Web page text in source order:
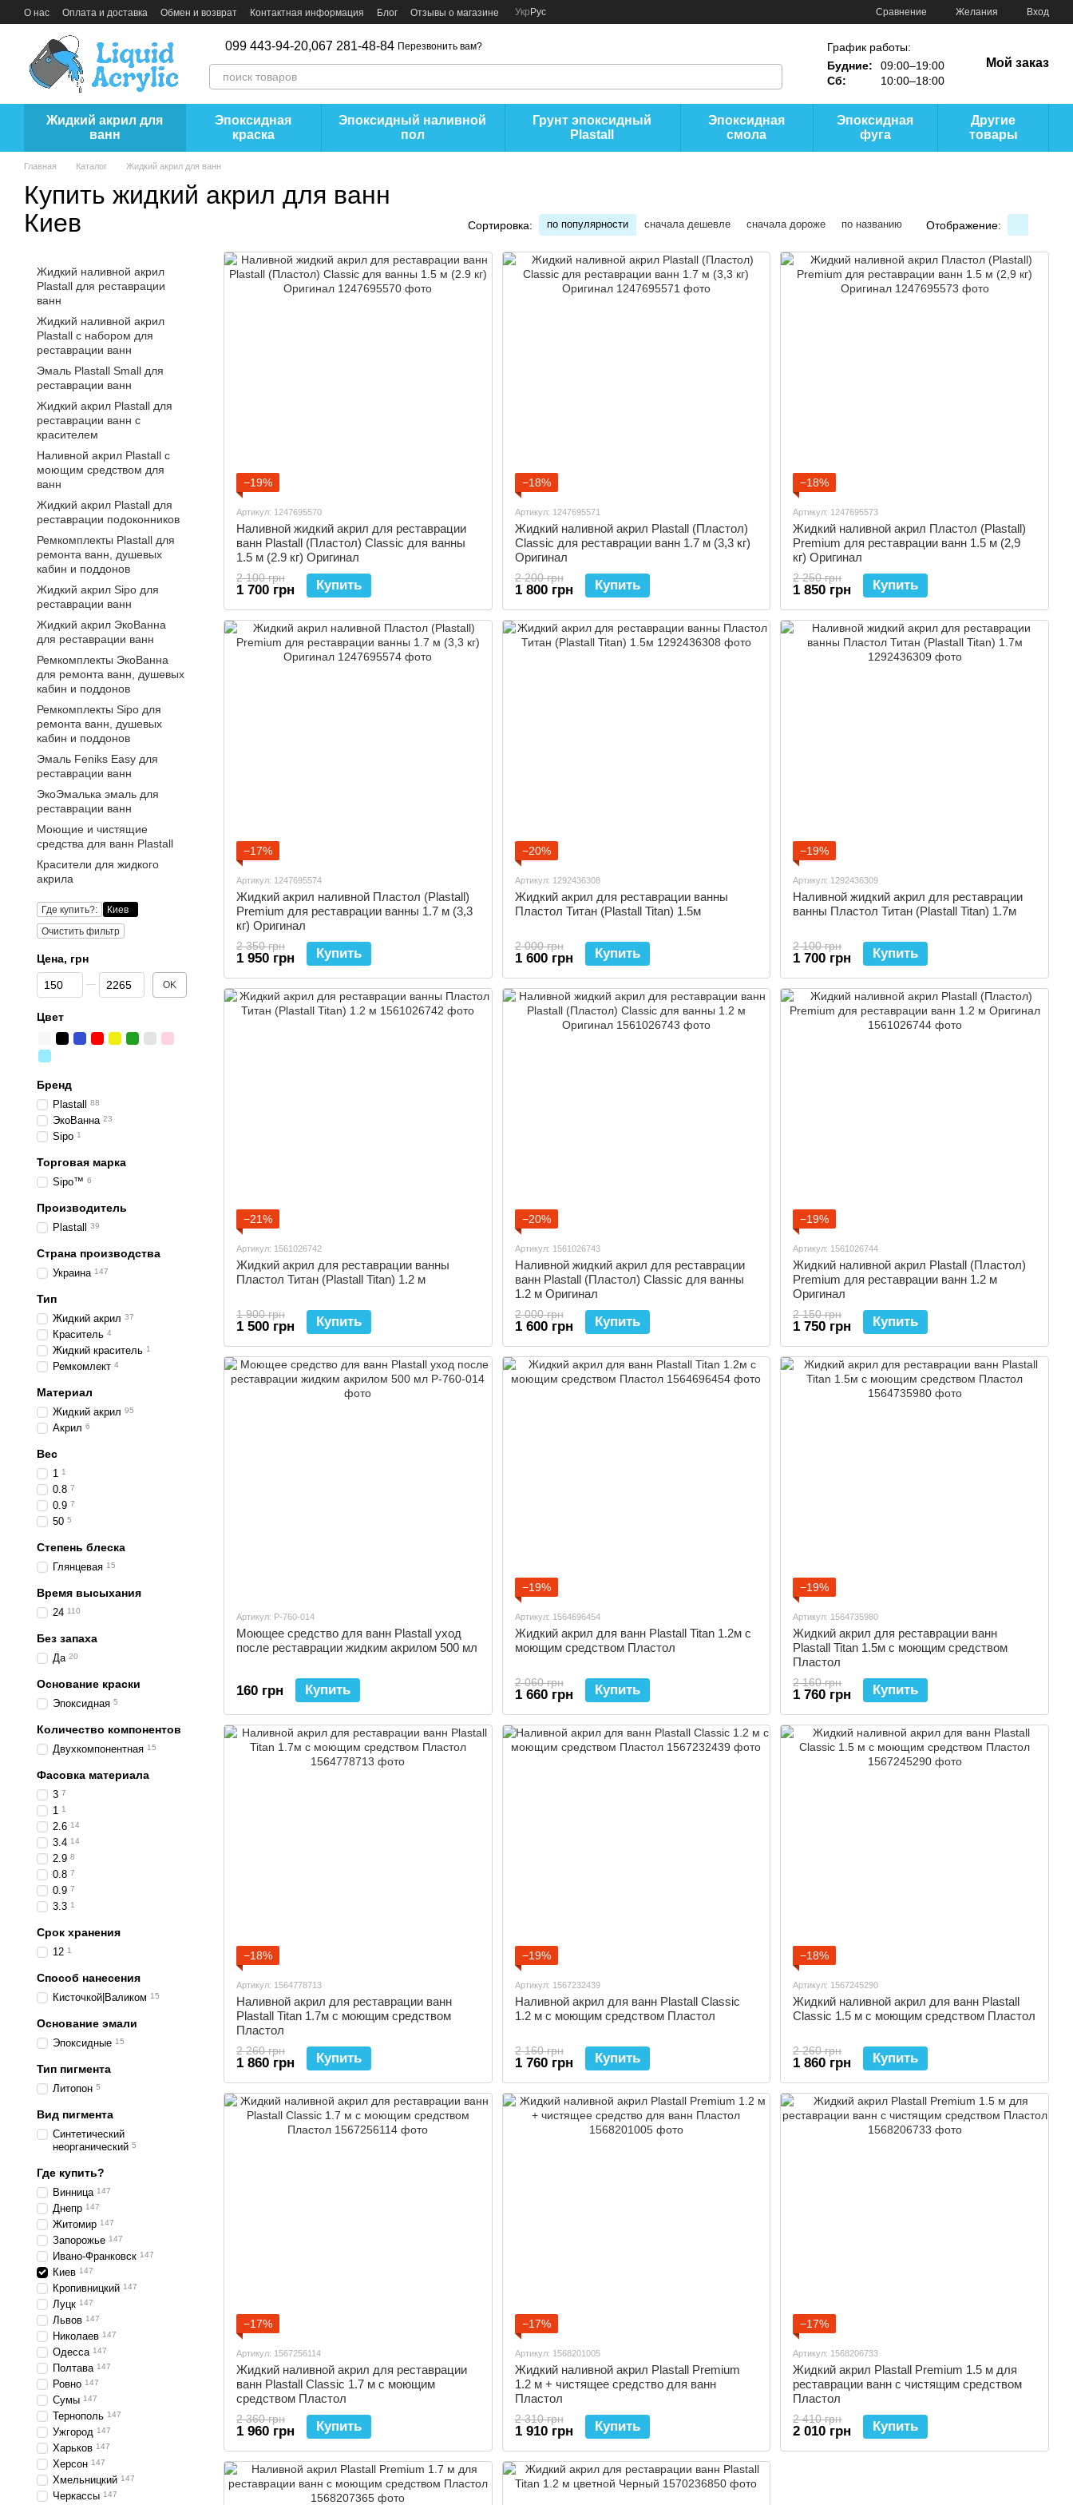
Перейти к основному контенту
О нас Оплата и доставка Обмен и возврат Контактная информация Блог Отзывы о магазине Укр Рус Сравнение Желания Вход
099 443-94-20,067 281-48-84 Перезвонить вам?
График работы:
Будние:
09:00–19:00
Сб:
10:00–18:00
Мой заказ
Жидкий акрил для
ванн
Эпоксидная
краска
Эпоксидный наливной
пол
Грунт эпоксидный
Plastall
Эпоксидная
смола
Эпоксидная
фуга
Другие
товары
Главная Каталог Жидкий акрил для ванн
Купить жидкий акрил для ванн
Киев
Сортировка: по популярности сначала дешевле сначала дороже по названию Отображение:
−19%
Артикул: 1247695570
Наливной жидкий акрил для реставрации
ванн Plastall (Пластол) Classic для ванны
1.5 м (2.9 кг) Оригинал
2 100 грн
1 700 грн Купить
−18%
Артикул: 1247695571
Жидкий наливной акрил Plastall (Пластол)
Classic для реставрации ванн 1.7 м (3,3 кг)
Оригинал
2 200 грн
1 800 грн Купить
−18%
Артикул: 1247695573
Жидкий наливной акрил Пластол (Plastall)
Premium для реставрации ванн 1.5 м (2,9
кг) Оригинал
2 250 грн
1 850 грн Купить
−17%
Артикул: 1247695574
Жидкий акрил наливной Пластол (Plastall)
Premium для реставрации ванны 1.7 м (3,3
кг) Оригинал
2 350 грн
1 950 грн Купить
−20%
Артикул: 1292436308
Жидкий акрил для реставрации ванны
Пластол Титан (Plastall Titan) 1.5м
2 000 грн
1 600 грн Купить
−19%
Артикул: 1292436309
Наливной жидкий акрил для реставрации
ванны Пластол Титан (Plastall Titan) 1.7м
2 100 грн
1 700 грн Купить
−21%
Артикул: 1561026742
Жидкий акрил для реставрации ванны
Пластол Титан (Plastall Titan) 1.2 м
1 900 грн
1 500 грн Купить
−20%
Артикул: 1561026743
Наливной жидкий акрил для реставрации
ванн Plastall (Пластол) Classic для ванны
1.2 м Оригинал
2 000 грн
1 600 грн Купить
−19%
Артикул: 1561026744
Жидкий наливной акрил Plastall (Пластол)
Premium для реставрации ванн 1.2 м
Оригинал
2 150 грн
1 750 грн Купить
Артикул: P-760-014
Моющее средство для ванн Plastall уход
после реставрации жидким акрилом 500 мл
160 грн Купить
−19%
Артикул: 1564696454
Жидкий акрил для ванн Plastall Titan 1.2м с
моющим средством Пластол
2 060 грн
1 660 грн Купить
−19%
Артикул: 1564735980
Жидкий акрил для реставрации ванн
Plastall Titan 1.5м с моющим средством
Пластол
2 160 грн
1 760 грн Купить
−18%
Артикул: 1564778713
Наливной акрил для реставрации ванн
Plastall Titan 1.7м с моющим средством
Пластол
2 260 грн
1 860 грн Купить
−19%
Артикул: 1567232439
Наливной акрил для ванн Plastall Classic
1.2 м с моющим средством Пластол
2 160 грн
1 760 грн Купить
−18%
Артикул: 1567245290
Жидкий наливной акрил для ванн Plastall
Classic 1.5 м с моющим средством Пластол
2 260 грн
1 860 грн Купить
−17%
Артикул: 1567256114
Жидкий наливной акрил для реставрации
ванн Plastall Classic 1.7 м с моющим
средством Пластол
2 360 грн
1 960 грн Купить
−17%
Артикул: 1568201005
Жидкий наливной акрил Plastall Premium
1.2 м + чистящее средство для ванн
Пластол
2 310 грн
1 910 грн Купить
−17%
Артикул: 1568206733
Жидкий акрил Plastall Premium 1.5 м для
реставрации ванн с чистящим средством
Пластол
2 410 грн
2 010 грн Купить
Жидкий наливной акрил
Plastall для реставрации
ванн
Жидкий наливной акрил
Plastall с набором для
реставрации ванн
Эмаль Plastall Small для
реставрации ванн
Жидкий акрил Plastall для
реставрации ванн с
красителем
Наливной акрил Plastall с
моющим средством для
ванн
Жидкий акрил Plastall для
реставрации подоконников
Ремкомплекты Plastall для
ремонта ванн, душевых
кабин и поддонов
Жидкий акрил Sipo для
реставрации ванн
Жидкий акрил ЭкоВанна
для реставрации ванн
Ремкомплекты ЭкоВанна
для ремонта ванн, душевых
кабин и поддонов
Ремкомплекты Sipo для
ремонта ванн, душевых
кабин и поддонов
Эмаль Fеniks Easy для
реставрации ванн
ЭкоЭмалька эмаль для
реставрации ванн
Моющие и чистящие
средства для ванн Plastall
Красители для жидкого
акрила
Где купить?:
Киев
Очистить фильтр
Цена, грн
От Цена, грн
До Цена, грн OK
Цвет
Бренд
Plastall 88
ЭкоВанна 23
Sipo 1
Торговая марка
Sipo™ 6
Производитель
Plastall 39
Страна производства
Украина 147
Тип
Жидкий акрил 37
Краситель 4
Жидкий краситель 1
Ремкомлект 4
Материал
Жидкий акрил 95
Акрил 6
Вес
1 1
0.8 7
0.9 7
50 5
Степень блеска
Глянцевая 15
Время высыхания
24 110
Без запаха
Да 20
Основание краски
Эпоксидная 5
Количество компонентов
Двухкомпонентная 15
Фасовка материала
3 7
1 1
2.6 14
3.4 14
2.9 8
0.8 7
0.9 7
3.3 1
Срок хранения
12 1
Способ нанесения
Кисточкой|Валиком 15
Основание эмали
Эпоксидные 15
Тип пигмента
Литопон 5
Вид пигмента
Синтетический
неорганический 5
Где купить?
Винница 147
Днепр 147
Житомир 147
Запорожье 147
Ивано-Франковск 147
Киев 147
Кропивницкий 147
Луцк 147
Львов 147
Николаев 147
Одесса 147
Полтава 147
Ровно 147
Сумы 147
Тернополь 147
Ужгород 147
Харьков 147
Херсон 147
Хмельницкий 147
Черкассы 147